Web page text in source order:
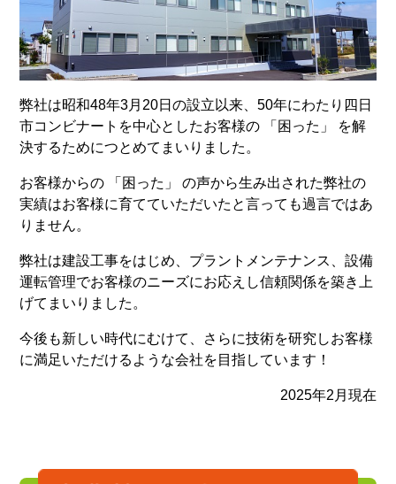
弊社は昭和48年3月20日の設立以来、50年にわたり四日
市コンビナートを中心としたお客様の 「困った」 を解
決するためにつとめてまいりました。
お客様からの 「困った」 の声から生み出された弊社の
実績はお客様に育てていただいたと言っても過言ではあ
りません。
弊社は建設工事をはじめ、プラントメンテナンス、設備
運転管理でお客様のニーズにお応えし信頼関係を築き上
げてまいりました。
今後も新しい時代にむけて、さらに技術を研究しお客様
に満足いただけるような会社を目指しています！
2025年2月現在